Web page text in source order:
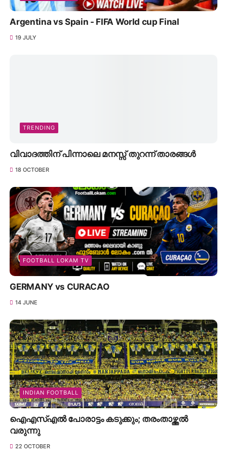
Argentina vs Spain - FIFA World cup Final
19 JULY
TRENDING
വിവാദത്തിന് പിന്നാലെ മനസ്സ് തുറന്ന് താരങ്ങൾ
18 OCTOBER
FOOTBALL LOKAM TV
GERMANY vs CURACAO
14 JUNE
INDIAN FOOTBALL
ഐഎസ്എൽ പോരാട്ടം കടുക്കും; തരംതാഴ്ത്തൽ
വരുന്നു
22 OCTOBER